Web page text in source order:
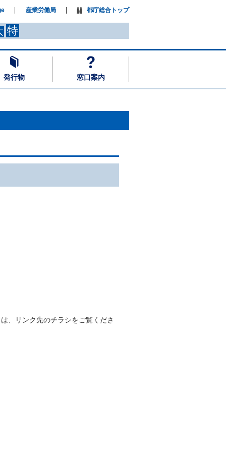
発行物 窓口案内
特
産業労働局 都庁総合トップ
、リンク先のチラシをご覧くださ